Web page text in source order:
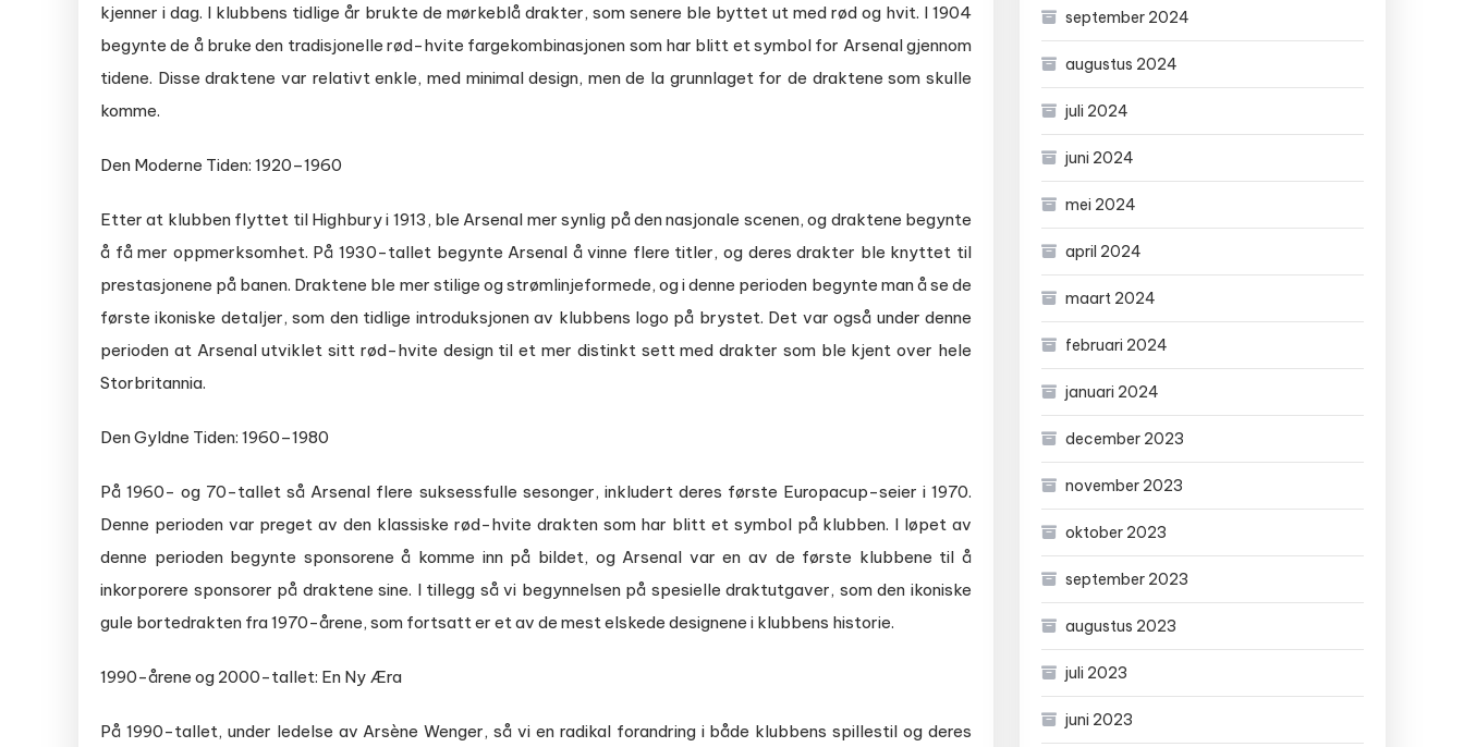
kjenner i dag. I klubbens tidlige år brukte de mørkeblå drakter, som senere ble byttet ut med rød og hvit. I 1904
begynte de å bruke den tradisjonelle rød-hvite fargekombinasjonen som har blitt et symbol for Arsenal gjennom
tidene. Disse draktene var relativt enkle, med minimal design, men de la grunnlaget for de draktene som skulle
komme.
Den Moderne Tiden: 1920–1960
Etter at klubben flyttet til Highbury i 1913, ble Arsenal mer synlig på den nasjonale scenen, og draktene begynte
å få mer oppmerksomhet. På 1930-tallet begynte Arsenal å vinne flere titler, og deres drakter ble knyttet til
prestasjonene på banen. Draktene ble mer stilige og strømlinjeformede, og i denne perioden begynte man å se de
første ikoniske detaljer, som den tidlige introduksjonen av klubbens logo på brystet. Det var også under denne
perioden at Arsenal utviklet sitt rød-hvite design til et mer distinkt sett med drakter som ble kjent over hele
Storbritannia.
Den Gyldne Tiden: 1960–1980
På 1960- og 70-tallet så Arsenal flere suksessfulle sesonger, inkludert deres første Europacup-seier i 1970.
Denne perioden var preget av den klassiske rød-hvite drakten som har blitt et symbol på klubben. I løpet av
denne perioden begynte sponsorene å komme inn på bildet, og Arsenal var en av de første klubbene til å
inkorporere sponsorer på draktene sine. I tillegg så vi begynnelsen på spesielle draktutgaver, som den ikoniske
gule bortedrakten fra 1970-årene, som fortsatt er et av de mest elskede designene i klubbens historie.
1990-årene og 2000-tallet: En Ny Æra
På 1990-tallet, under ledelse av Arsène Wenger, så vi en radikal forandring i både klubbens spillestil og deres
september 2024
augustus 2024
juli 2024
juni 2024
mei 2024
april 2024
maart 2024
februari 2024
januari 2024
december 2023
november 2023
oktober 2023
september 2023
augustus 2023
juli 2023
juni 2023